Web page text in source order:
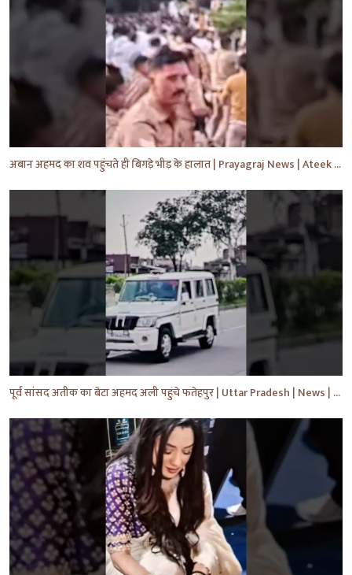
अबान अहमद का शव पहुंचते ही बिगड़े भीड़ के हालात | Prayagraj News | Ateek Ahmad | #shorts #yt #news
पूर्व सांसद अतीक का बेटा अहमद अली पहुंचे फतेहपुर | Uttar Pradesh | News | #shorts #yt #news #upnews